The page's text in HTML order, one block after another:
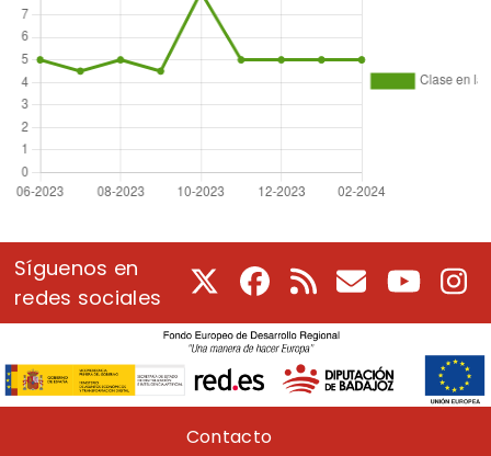
Síguenos en
redes sociales
Facebook
RSS CorreoYoutube
Pie de páginaContacto